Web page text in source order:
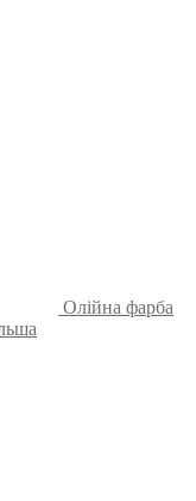
Олійна фарба